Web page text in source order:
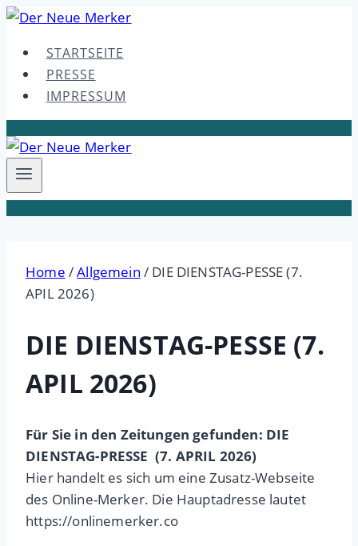
Skip
contentSTARTSEITE
PRESSE
IMPRESSUM
Home /Allgemein / DIE DIENSTAG-PESSE (7.
APIL 2026)
DIE DIENSTAG-PESSE (7.
APIL 2026)
Für Sie in den Zeitungen gefunden: DIE
DIENSTAG-PRESSE (7. APRIL 2026)
Hier handelt es sich um eine Zusatz-Webseite
des Online-Merker. Die Hauptadresse lautet
https://onlinemerker.co